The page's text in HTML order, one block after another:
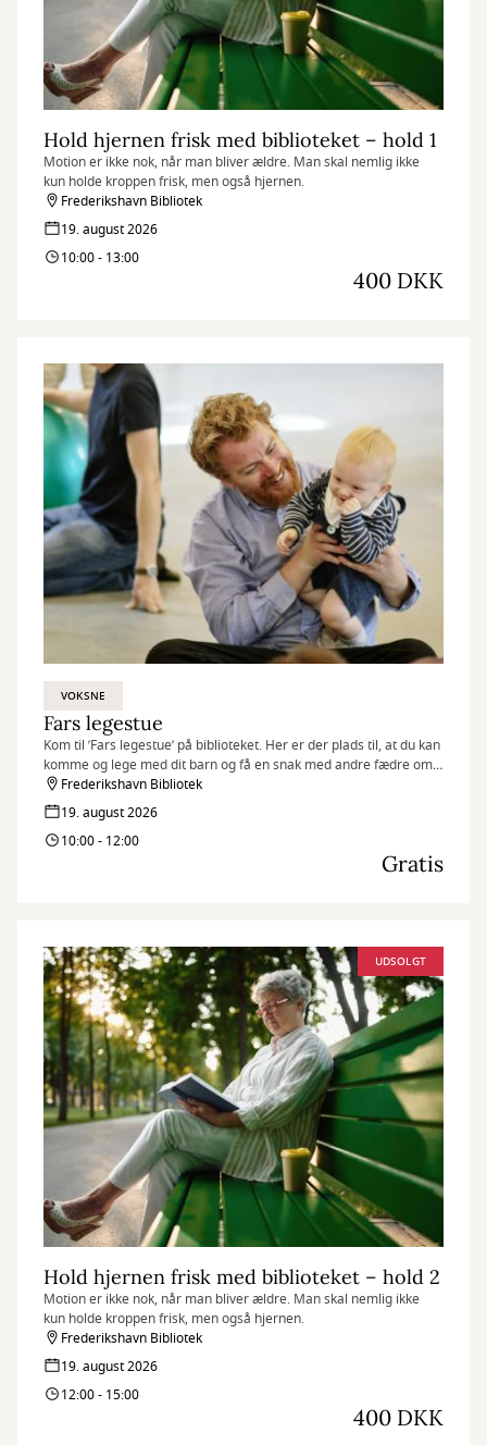
Hold hjernen frisk med biblioteket – hold 1
Motion er ikke nok, når man bliver ældre. Man skal nemlig ikke
kun holde kroppen frisk, men også hjernen.
Frederikshavn Bibliotek
19. august 2026
10:00 - 13:00
400 DKK
VOKSNE
Fars legestue
Kom til ’Fars legestue’ på biblioteket. Her er der plads til, at du kan
komme og lege med dit barn og få en snak med andre fædre om
stort og småt.
Frederikshavn Bibliotek
19. august 2026
10:00 - 12:00
Gratis
UDSOLGT
Hold hjernen frisk med biblioteket – hold 2
Motion er ikke nok, når man bliver ældre. Man skal nemlig ikke
kun holde kroppen frisk, men også hjernen.
Frederikshavn Bibliotek
19. august 2026
12:00 - 15:00
400 DKK